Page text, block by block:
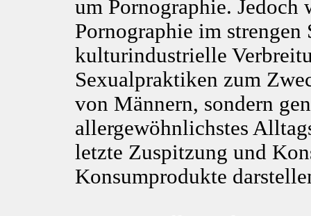
um Pornographie.
Pornographie im strengen
kulturindustrielle
Sexualpraktiken zum
von Männern, sondern
allergewöhnlichstes
letzte Zuspitzung und
Konsumprodukte